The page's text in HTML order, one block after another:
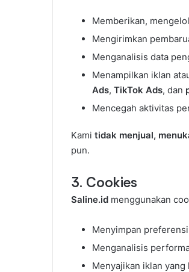
Memberikan,
Mengirimkan
Menganalisis data
Menampilkan iklan
Ads, TikTok Ads, dan
Mencegah aktivitas
Kami tidak menjual,
pun.
3. Cookies
Saline.id menggunakan
Menyimpan
Menganalisis
Menyajikan iklan